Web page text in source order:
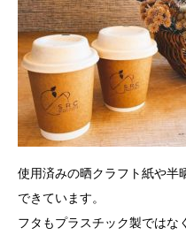
使用済みの晒クラフト紙や半
できています。
フタもプラスチック製ではな